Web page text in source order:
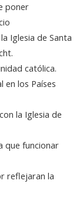
poner
Iglesia de Santa
católica.
en los Países
la Iglesia de
que funcionar
reflejaran la